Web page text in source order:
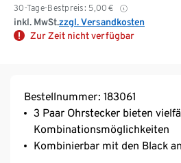
30-Tage-Bestpreis: 5,00 €
inkl. MwSt.zzgl. Versandkosten
Zur Zeit nicht verfügbar
Bestellnummer: 183061
3 Paar Ohrstecker bieten
Kombinationsmöglichkeiten
Kombinierbar mit den Black